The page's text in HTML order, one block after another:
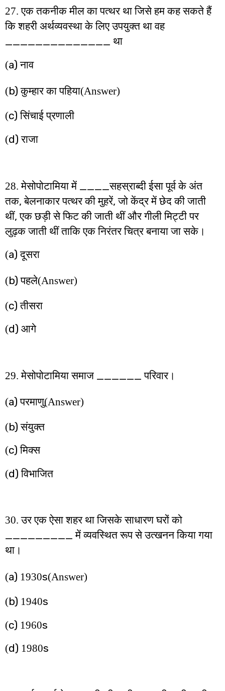
27. एक तकनीक मील का पत्थर था जिसे हम कह सकते हैं
कि शहरी अर्थव्यवस्था के लिए उपयुक्त था वह
______________ था
(a)नाव
(b)कुम्हार का पहिया(Answer)
(c)सिंचाई प्रणाली
(d)राजा
28. मेसोपोटामिया में ____सहस्राब्दी ईसा पूर्व के अंत
तक,बेलनाकार पत्थर की मुहरें,जो केंद्र में छेद की जाती
थीं,एक छड़ी से फिट की जाती थीं और गीली मिट्टी पर
लुढ़क जाती थीं ताकि एक निरंतर चित्र बनाया जा सके।
(a)दूसरा
(b)पहले(Answer)
(c)तीसरा
(d) आगे
29. मेसोपोटामिया समाज ______परिवार।
(a)परमाणु(Answer)
(b)संयुक्त
(c)मिक्स
(d)विभाजित
30. उर एक ऐसा शहर था जिसके साधारण घरों को
_________में व्यवस्थित रूप से उत्खनन किया गया
था।
(a) 1930s(Answer)
(b) 1940s
(c) 1960s
(d) 1980s